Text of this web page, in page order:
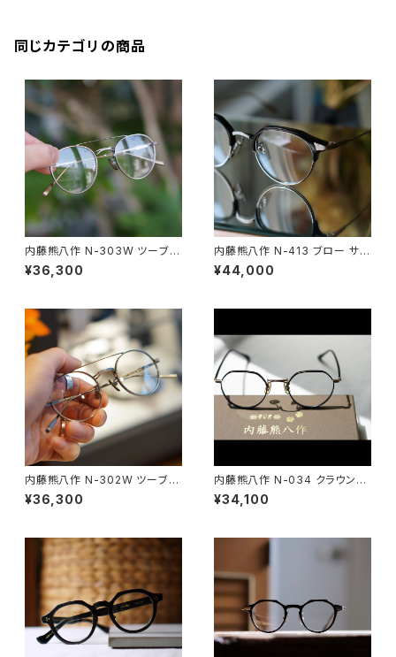
同じカテゴリの商品
内藤熊八作 N-303W ツーブリ
ッジ ダブルブリッジ ボストン
¥36,300
内藤熊八作 N-413 ブロー サー
モント クラウンパント
¥44,000
内藤熊八作 N-302W ツーブリ
ッジ ダブルブリッジ 丸メガネ ラ
ウンド
¥36,300
内藤熊八作 N-034 クラウンパ
ント
¥34,100